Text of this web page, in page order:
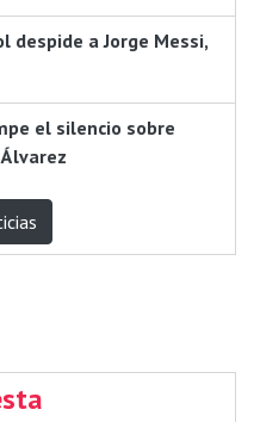
despide a Jorge Messi,
el silencio sobre